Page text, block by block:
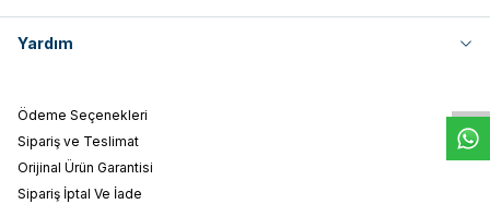
W
h
t
s
a
p
p
D
e
s
e
H
a
t
t
Yardım
Ödeme Seçenekleri
Sipariş ve Teslimat
Orijinal Ürün Garantisi
Sipariş İptal Ve İade